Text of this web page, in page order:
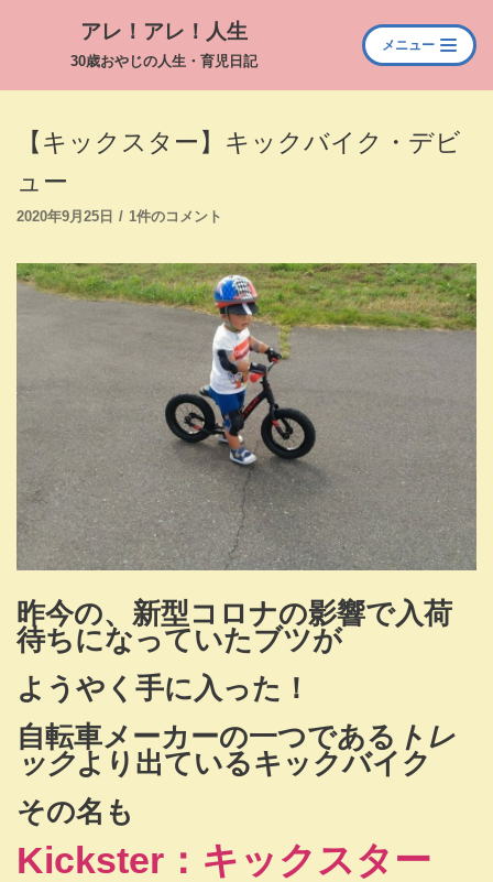
ン
へ
ス
ッ
プ
アレ！アレ！人生
30歳おやじの人生・育児日記
メニュー
【キックスター】キックバイク・デビ
ュー
2020年9月25日 1件のコメント
昨今の、新型コロナの影響で入荷
待ちになっていたブツが
ようやく手に入った！
自転車メーカーの一つである トレ
ックより出ているキックバイク
その名も
Kickster：キックスター